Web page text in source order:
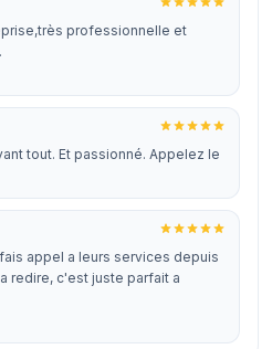
professionnelle et
tout. Et passionné. Appelez le
appel a leurs services depuis
redire, c'est juste parfait a